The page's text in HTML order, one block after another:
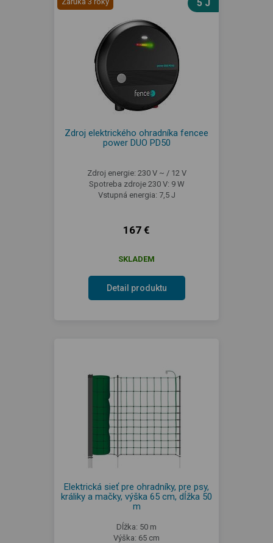
5 J
Zdroj elektrického ohradníka fencee
power DUO PD50
Zdroj energie: 230 V ~ / 12 V
Spotreba zdroje 230 V: 9 W
Vstupná energia: 7,5 J
167 €
SKLADEM
Detail produktu
Elektrická sieť pre ohradníky, pre psy,
králiky a mačky, výška 65 cm, dĺžka 50
m
Dĺžka: 50 m
Výška: 65 cm